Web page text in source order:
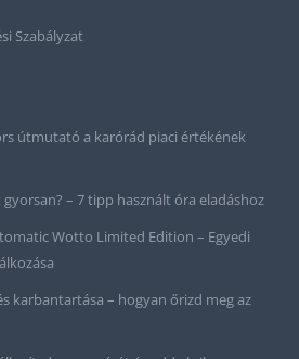
Szabályzat
útmutató a karórád piaci értékének
– 7 tipp használt óra eladáshoz
Wotto Limited Edition – Egyedi
karbantartása – hogyan őrizd meg az